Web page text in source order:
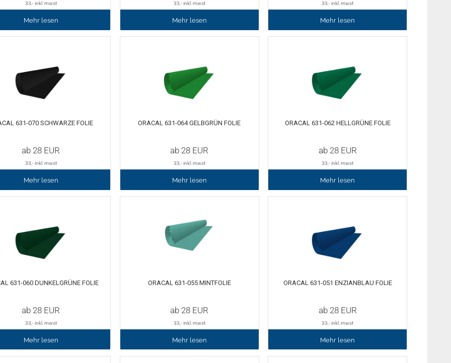
33 ,- inkl. mwst
Mehr lesen
33 ,- inkl. mwst
Mehr lesen
33 ,- inkl. mwst
Mehr lesen
631-070 SCHWARZE FOLIE
ab 28 EUR
33 ,- inkl. mwst
Mehr lesen
ORACAL 631-064 GELBGRÜN FOLIE
ab 28 EUR
33 ,- inkl. mwst
Mehr lesen
ORACAL 631-062 HELLGRÜNE FOLIE
ab 28EUR
33 ,- inkl. mwst
Mehr lesen
631-060 DUNKELGRÜNE FOLIE
ab 28 EUR
33 ,- inkl. mwst
Mehr lesen
ORACAL 631-055 MINTFOLIE
ab 28 EUR
33 ,- inkl. mwst
Mehr lesen
ORACAL 631-051 ENZIANBLAU FOLIE
ab 28EUR
33 ,- inkl. mwst
Mehr lesen